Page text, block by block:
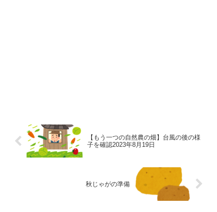
【もう一つの自然農の畑】台風の後の様
子を確認2023年8月19日
秋じゃがの準備